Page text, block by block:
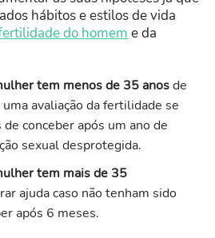
hábitos e estilos de vida
do homem e da
tem menos de 35 anosde
avaliação da fertilidade se
de conceber após um ano de
sexual desprotegida.
tem mais de 35
ajuda caso não tenham sido
após 6 meses.